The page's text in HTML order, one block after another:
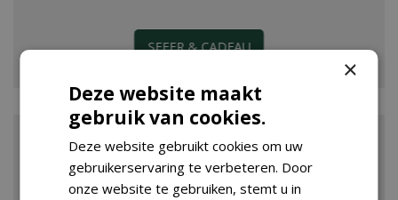
SFEER & CADEAU
×
Deze website maakt
gebruik van cookies.
Deze website gebruikt cookies om uw
gebruikerservaring te verbeteren. Door
onze website te gebruiken, stemt u in